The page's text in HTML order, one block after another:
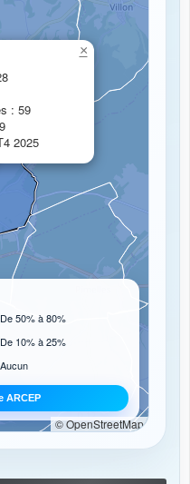
couverture fibre...
: 59
2025
×
De 50% à 80%
De 10% à 25%
Aucun
ARCEP
© OpenStreetMap